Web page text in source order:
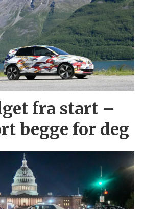
fra start –
begge for deg